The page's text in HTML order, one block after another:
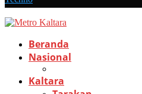
Beranda
Nasional
Kaltara